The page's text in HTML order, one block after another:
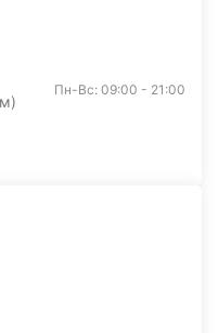
Пн-Вс: 09:00 - 21:00